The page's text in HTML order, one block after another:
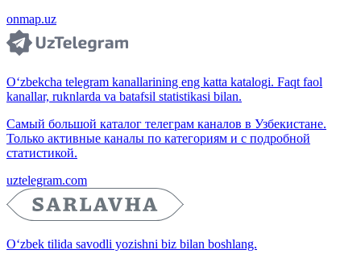
onmap.uz
O‘zbekcha telegram kanallarining eng katta katalogi. Faqt faol
kanallar, ruknlarda va batafsil statistikasi bilan.
Самый большой каталог телеграм каналов в Узбекистане.
Только активные каналы по категориям и с подробной
статистикой.
uztelegram.com
O‘zbek tilida savodli yozishni biz bilan boshlang.